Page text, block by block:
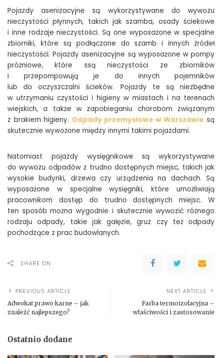
Pojazdy asenizacyjne są wykorzystywane do wywozu
nieczystości płynnych, takich jak szamba, osady ściekowe
i inne rodzaje nieczystości. Są one wyposażone w specjalne
zbiorniki, które są podłączone do szamb i innych źródeł
nieczystości. Pojazdy asenizacyjne są wyposażone w pompy
próżniowe, które ssą nieczystości ze zbiorników
i przepompowują je do innych pojemników
lub do oczyszczalni ścieków. Pojazdy te są niezbędne
w utrzymaniu czystości i higieny w miastach i na terenach
wiejskich, a także w zapobieganiu chorobom związanym
z brakiem higieny. Odpady przemysłowe w Warszawie są
skutecznie wywożone między innymi takimi pojazdami.
Natomiast pojazdy wysięgnikowe są wykorzystywane
do wywozu odpadów z trudno dostępnych miejsc, takich jak
wysokie budynki, drzewa czy urządzenia na dachach. Są
wyposażone w specjalne wysięgniki, które umożliwiają
pracownikom dostęp do trudno dostępnych miejsc. W
ten sposób można wygodnie i skutecznie wywozić różnego
rodzaju odpady, takie jak gałęzie, gruz czy też odpady
pochodzące z prac budowlanych.
SHARE ON
PREVIOUS ARTICLE
Adwokat prawo karne – jak
znaleźć najlepszego?
NEXT ARTICLE
Farba termoizolacyjna –
właściwości i zastosowanie
Ostatnio dodane